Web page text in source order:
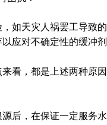
如天灾人祸罢工导致的
应对不确定性的缓冲剂
看，都是上述两种原因
后，在保证一定服务水